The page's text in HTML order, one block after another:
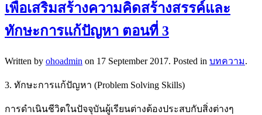
เพื่อเสริมสร้างความคิดสร้างสรรค์และ
ทักษะการแก้ปัญหา ตอนที่ 3
Written by ohoadmin on 17 September 2017. Posted in บทความ.
3. ทักษะการแก้ปัญหา (Problem Solving Skills)
การดำเนินชีวิตในปัจจุบันผู้เรียนต่างต้องประสบกับสิ่งต่างๆ